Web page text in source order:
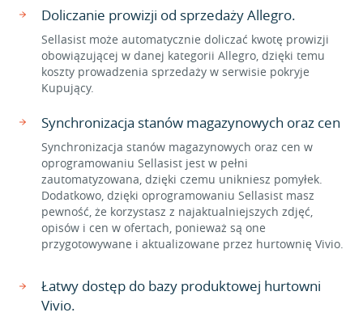
Doliczanie prowizji od sprzedaży Allegro.
Sellasist może automatycznie doliczać kwotę prowizji
obowiązującej w danej kategorii Allegro, dzięki temu
koszty prowadzenia sprzedaży w serwisie pokryje
Kupujący.
Synchronizacja stanów magazynowych oraz cen
Synchronizacja stanów magazynowych oraz cen w
oprogramowaniu Sellasist jest w pełni
zautomatyzowana, dzięki czemu unikniesz pomyłek.
Dodatkowo, dzięki oprogramowaniu Sellasist masz
pewność, że korzystasz z najaktualniejszych zdjęć,
opisów i cen w ofertach, ponieważ są one
przygotowywane i aktualizowane przez hurtownię Vivio.
Łatwy dostęp do bazy produktowej hurtowni
Vivio.